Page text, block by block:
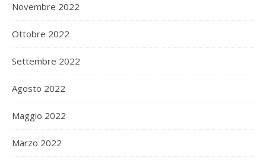
Novembre 2022
Ottobre 2022
Settembre 2022
Agosto 2022
Maggio 2022
Marzo 2022